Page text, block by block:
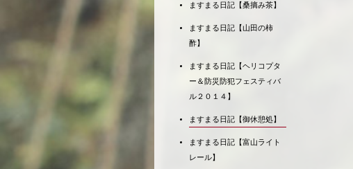
ますまる日記【桑摘み茶】
ますまる日記【山田の柿
酢】
ますまる日記【ヘリコプタ
ー＆防災防犯フェスティバ
ル２０１４】
ますまる日記【御休憩処】
ますまる日記【富山ライト
レール】